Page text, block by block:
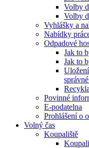
Volby
Volby
Vyhlášky a
Nabídky
Odpadové
Jak to
Jak to
Povinné
E-podatelna
Prohlášení o
Volný čas
Koupaliště